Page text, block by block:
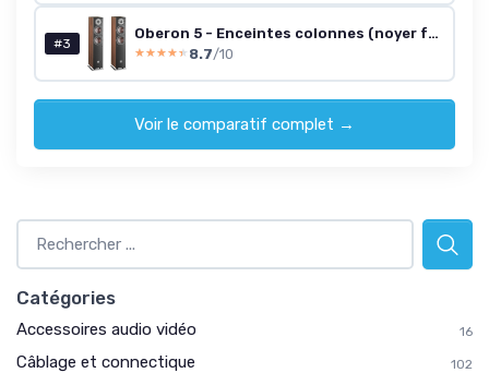
#3
Oberon 5 - Enceintes colonnes (noyer foncé)
★★★★★
★★★★★ 8.7/10
Voir le comparatif complet →
Catégories
Accessoires audio vidéo 16
Câblage et connectique 102